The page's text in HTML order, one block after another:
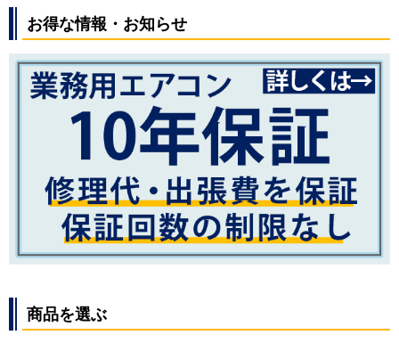
お得な情報・お知らせ
商品を選ぶ